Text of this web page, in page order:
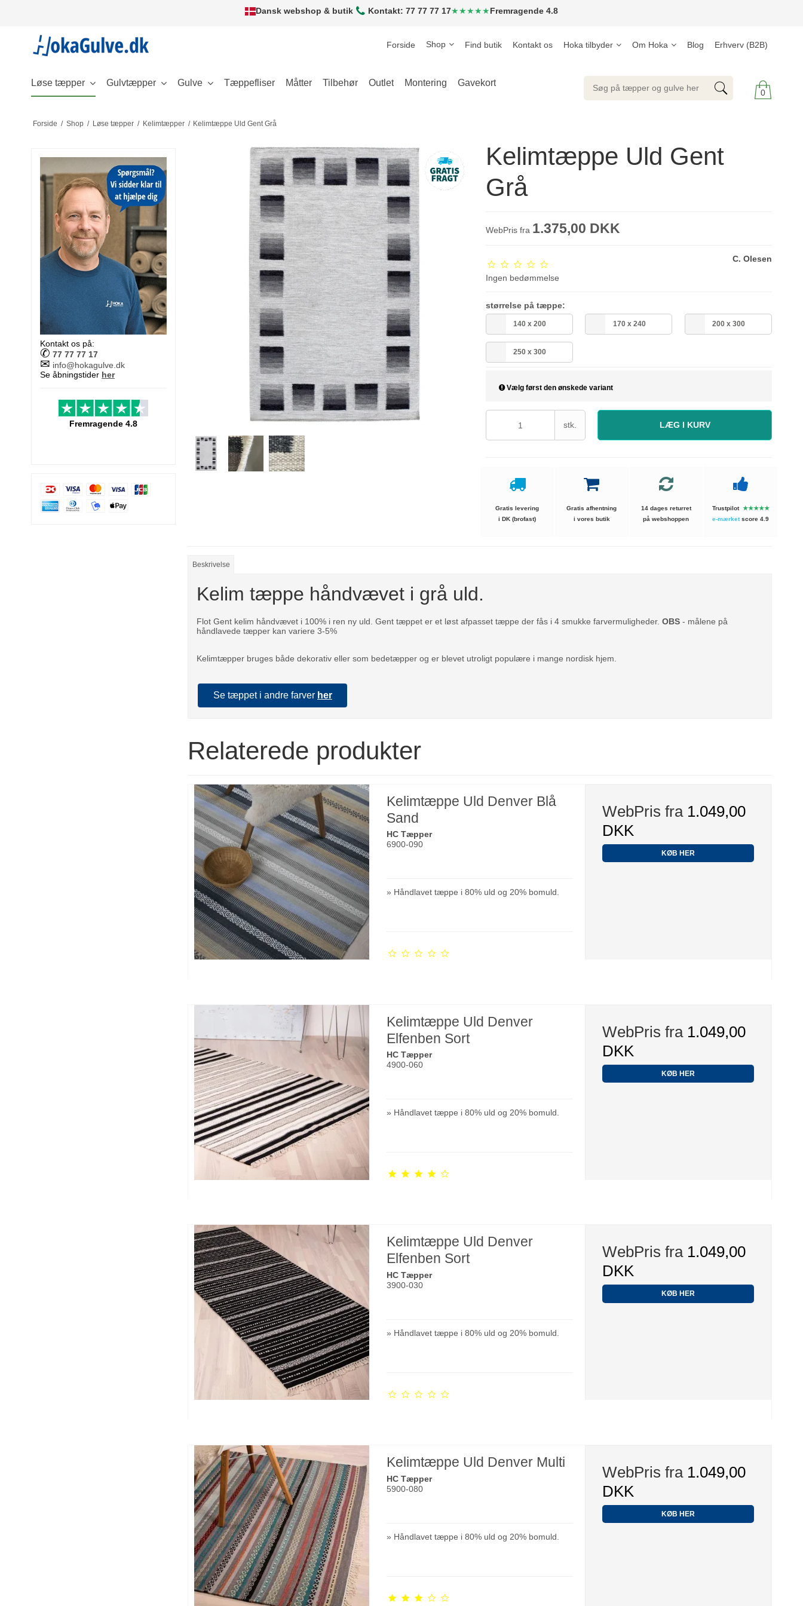
Dansk webshop & butik Kontakt: 77 77 77 17★★★★★Fremragende 4.8
Forside Shop Find butik Kontakt os Hoka tilbyder Om Hoka Blog Erhverv (B2B)
0
Løse tæpper Gulvtæpper Gulve Tæppefliser Måtter Tilbehør Outlet Montering Gavekort
Forside / Shop / Løse tæpper / Kelimtæpper / Kelimtæppe Uld Gent Grå
Kontakt os på:
✆ 77 77 77 17
✉ info@hokagulve.dk
Se åbningstider her
Fremragende 4.8
Kelimtæppe Uld Gent
Grå
WebPris fra 1.375,00 DKK
Ingen bedømmelse
C. Olesen
størrelse på tæppe:
140 x 200 170 x 240 200 x 300
250 x 300
Vælg først den ønskede variant
stk. LÆG I KURV
Gratis levering
i DK (brofast)
Gratis afhentning
i vores butik
14 dages returret
på webshoppen
Trustpilot ★★★★★
e-mærketscore 4.9
Beskrivelse
Kelim tæppe håndvævet i grå uld.
Flot Gent kelim håndvævet i 100% i ren ny uld. Gent tæppet er et løst afpasset tæppe der fås i 4 smukke farvermuligheder.OBS - målene på
håndlavede tæpper kan variere 3-5%
Kelimtæpper bruges både dekorativ eller som bedetæpper og er blevet utroligt populære i mange nordisk hjem.
Se tæppet i andre farver her
Relaterede produkter
Kelimtæppe Uld Denver Blå
Sand
HC Tæpper
6900-090
» Håndlavet tæppe i 80% uld og 20% bomuld.
WebPris fra 1.049,00
DKK
KØB HER
Kelimtæppe Uld Denver
Elfenben Sort
HC Tæpper
4900-060
» Håndlavet tæppe i 80% uld og 20% bomuld.
WebPris fra 1.049,00
DKK
KØB HER
Kelimtæppe Uld Denver
Elfenben Sort
HC Tæpper
3900-030
» Håndlavet tæppe i 80% uld og 20% bomuld.
WebPris fra 1.049,00
DKK
KØB HER
Kelimtæppe Uld Denver Multi
HC Tæpper
5900-080
» Håndlavet tæppe i 80% uld og 20% bomuld.
WebPris fra 1.049,00
DKK
KØB HER